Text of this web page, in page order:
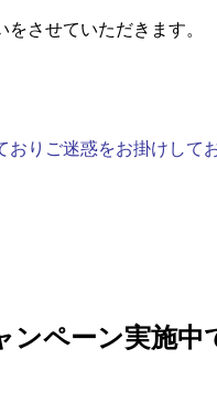
させていただきます。
りご迷惑をお掛けして
ペーン実施中